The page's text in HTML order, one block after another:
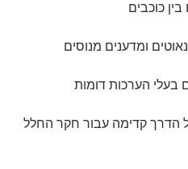
בין כוכבים
ומדענים מנוסים
בעלי הערכות דומות
הדרך קדימה עבור חקר החלל